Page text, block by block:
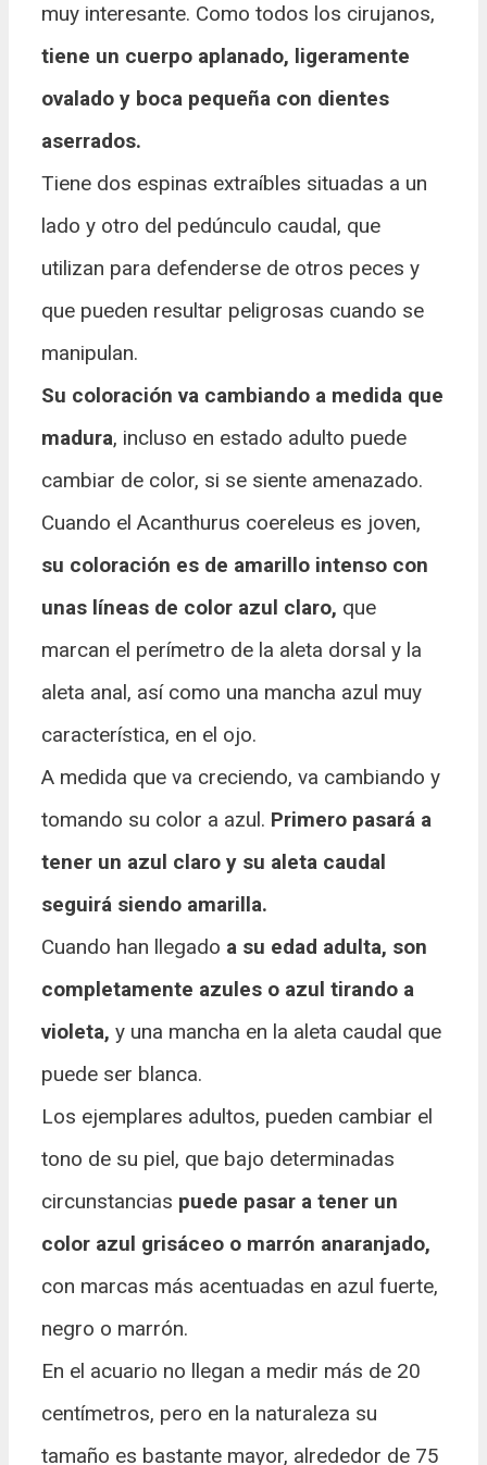
muy interesante. Como todos los cirujanos,
tiene un cuerpo aplanado, ligeramente
ovalado y boca pequeña con dientes
aserrados.
Tiene dos espinas extraíbles situadas a un
lado y otro del pedúnculo caudal, que
utilizan para defenderse de otros peces y
que pueden resultar peligrosas cuando se
manipulan.
Su coloración va cambiando a medida que
madura, incluso en estado adulto puede
cambiar de color, si se siente amenazado.
Cuando el Acanthurus coereleus es joven,
su coloración es de amarillo intenso con
unas líneas de color azul claro, que
marcan el perímetro de la aleta dorsal y la
aleta anal, así como una mancha azul muy
característica, en el ojo.
A medida que va creciendo, va cambiando y
tomando su color a azul. Primero pasará a
tener un azul claro y su aleta caudal
seguirá siendo amarilla.
Cuando han llegado a su edad adulta, son
completamente azules o azul tirando a
violeta, y una mancha en la aleta caudal que
puede ser blanca.
Los ejemplares adultos, pueden cambiar el
tono de su piel, que bajo determinadas
circunstancias puede pasar a tener un
color azul grisáceo o marrón anaranjado,
con marcas más acentuadas en azul fuerte,
negro o marrón.
En el acuario no llegan a medir más de 20
centímetros, pero en la naturaleza su
tamaño es bastante mayor, alrededor de 75